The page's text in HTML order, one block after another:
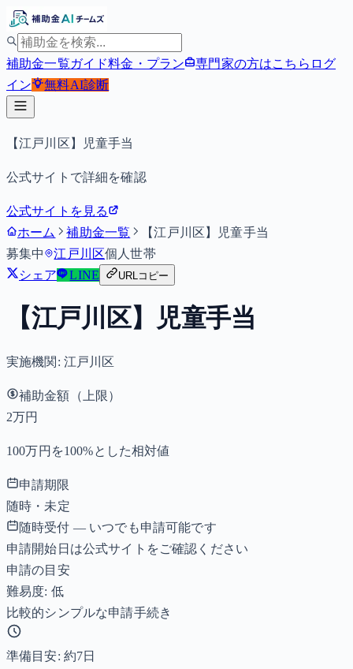
補助金一覧ガイド料金・プラン 専門家の方はこちら ログ
イン
無料AI診断
【江戸川区】児童手当
公式サイトで詳細を確認
公式サイトを見る
ホーム
補助金一覧
【江戸川区】児童手当
募集中
江戸川区個人世帯
シェア
LINE URLコピー
【江戸川区】児童手当
実施機関: 江戸川区
補助金額（上限）
2万円
100万円を100%とした相対値
申請期限
随時・未定
随時受付 — いつでも申請可能です
申請開始日は公式サイトをご確認ください
申請の目安
難易度: 低
比較的シンプルな申請手続き
準備目安: 約7日